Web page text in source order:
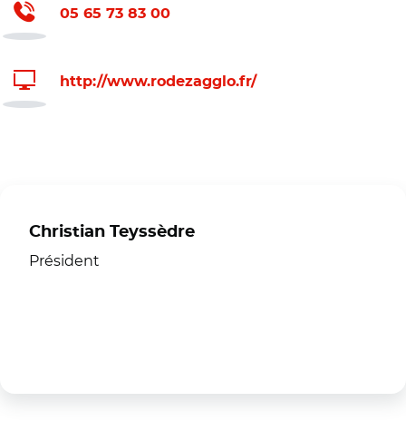
05 65 73 83 00
http://www.rodezagglo.fr/
Christian Teyssèdre
Président